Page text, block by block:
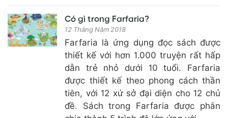
Có gì trong Farfaria?
12 Tháng Năm 2018
Farfaria là ứng dụng đọc sách được
thiết kế với hơn 1.000 truyện rất hấp
dẫn trẻ nhỏ dưới 10 tuổi. Farfaria
được thiết kế theo phong cách thần
tiên, với 12 xứ sở đại diện cho 12 chủ
đề. Sách trong Farfaria được phân